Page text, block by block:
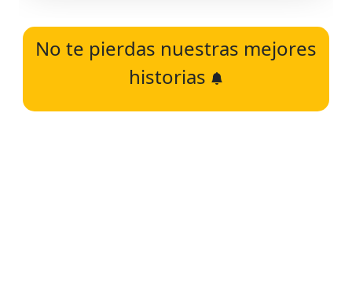
No te pierdas nuestras mejores
historias